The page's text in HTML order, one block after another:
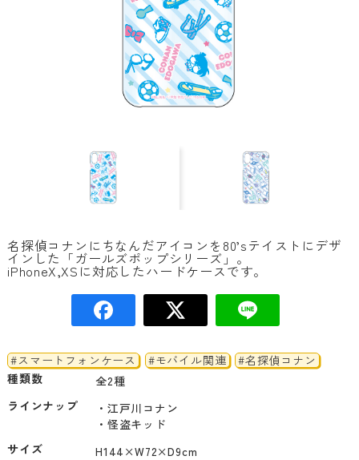
名探偵コナンにちなんだアイコンを80’sテイストにデザ
インした「ガールズポップシリーズ」。
iPhoneX,XSに対応したハードケースです。
#スマートフォンケース #モバイル関連
#名探偵コナン
種類数
全2種
ラインナップ
・江戸川コナン
・怪盗キッド
サイズ
H144×W72×D9cm